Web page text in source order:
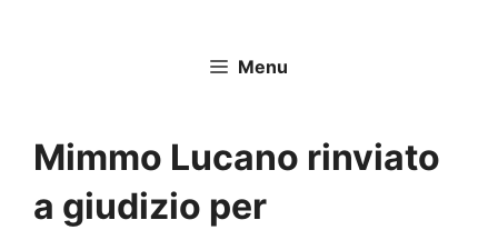
Menu
Mimmo Lucano rinviato
a giudizio per